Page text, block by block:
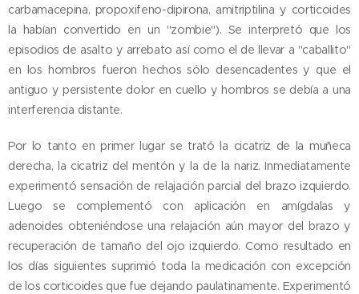
carbamacepina, propoxifeno-dipirona, amitriptilina y corticoides
la habían convertido en un "zombie"). Se interpretó que los
episodios de asalto y arrebato así como el de llevar a "caballito"
en los hombros fueron hechos sólo desencadentes y que el
antiguo y persistente dolor en cuello y hombros se debía a una
interferencia distante.
Por lo tanto en primer lugar se trató la cicatriz de la muñeca
derecha, la cicatriz del mentón y la de la nariz. Inmediatamente
experimentó sensación de relajación parcial del brazo izquierdo.
Luego se complementó con aplicación en amígdalas y
adenoides obteniéndose una relajación aún mayor del brazo y
recuperación de tamaño del ojo izquierdo. Como resultado en
los días siguientes suprimió toda la medicación con excepción
de los corticoides que fue dejando paulatinamente. Experimentó